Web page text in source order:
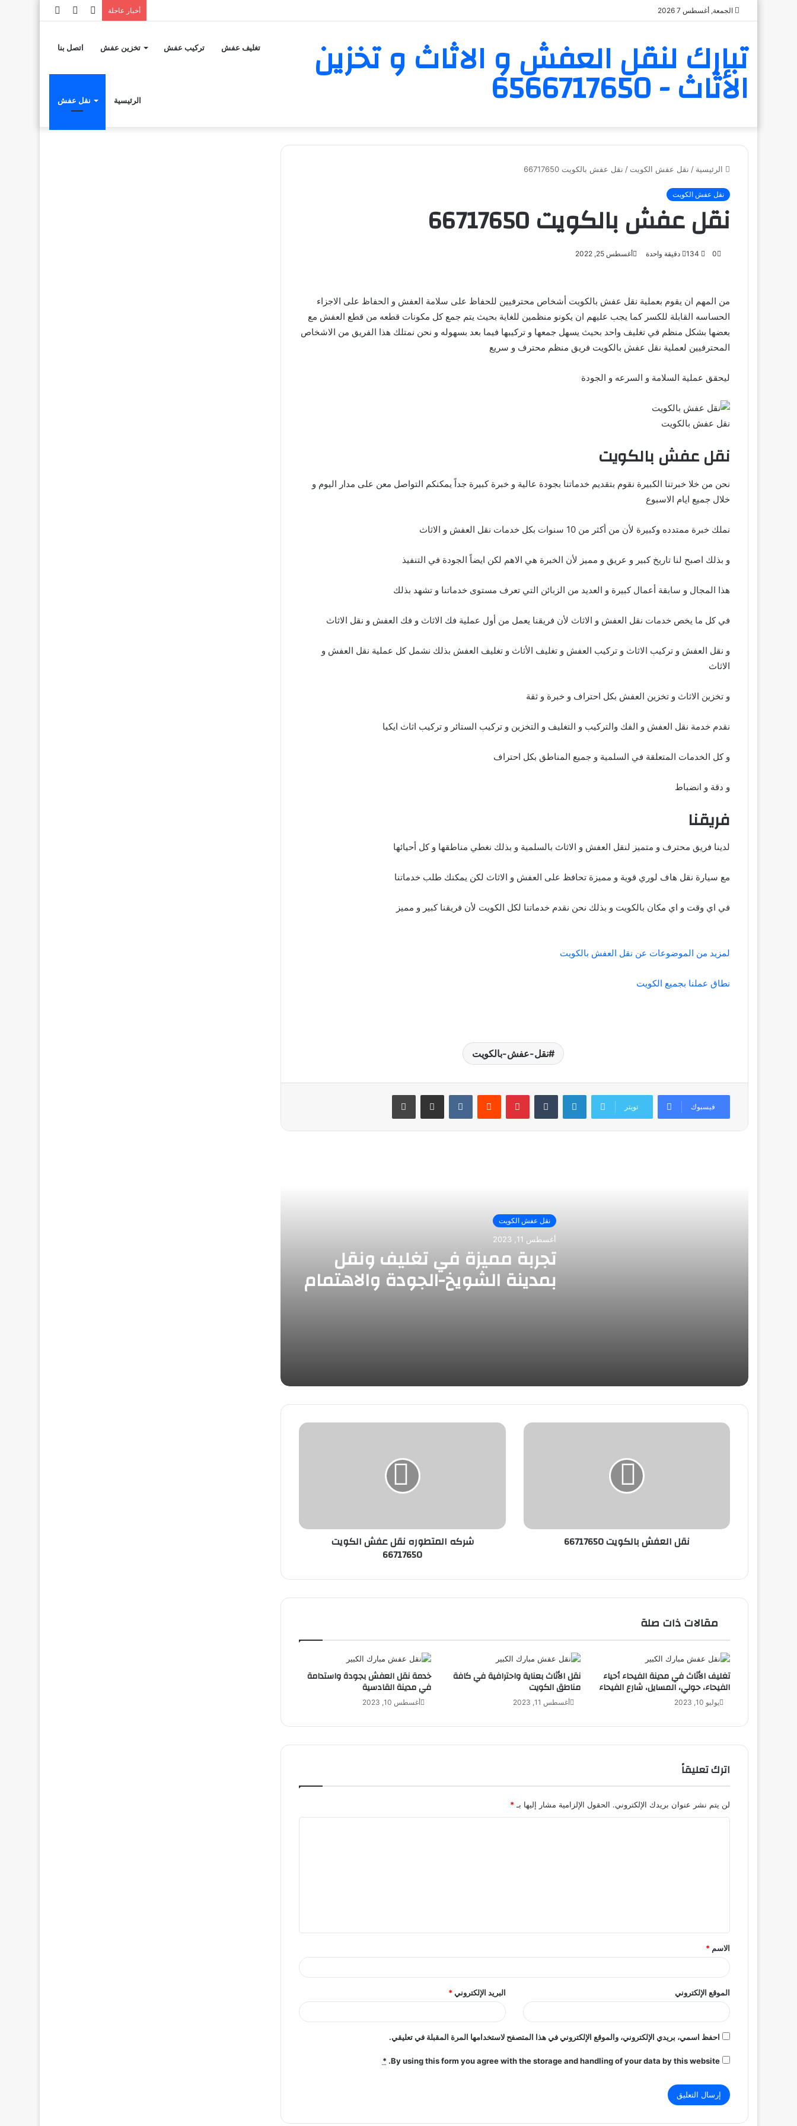
الجمعة, أغسطس 7 2026 أخبار عاجلة
إضافة
جانبي
مقالتسجيل
تبارك لنقل العفش و الاثاث و تخزين
الأثاث - 6566717650
اتصل بنا تخزين عفش تركيب عفش تغليف عفش
نقل عفش الرئيسية
الرئيسية / نقل عفش الكويت / نقل عفش بالكويت 66717650
نقل عفش الكويت
نقل عفش بالكويت 66717650
أغسطس 25, 2022 0 دقيقة واحدة
من المهم ان يقوم بعملية نقل عفش بالكويت أشخاص محترفيين للحفاظ على سلامة العفش و الحفاظ على الاجزاء
الحساسه القابلة للكسر كما يجب عليهم ان يكونو منظمين للغاية بحيث يتم جمع كل مكونات قطعه من قطع العفش مع
بعضها بشكل منظم في تغليف واحد بحيث يسهل جمعها و تركيبها فيما بعد بسهوله و نحن نمتلك هذا الفريق من الاشخاص
المحترفيين لعملية نقل عفش بالكويت فريق منظم محترف و سريع
ليحقق عملية السلامة و السرعه و الجودة
نقل عفش بالكويت
نقل عفش بالكويت
نحن من خلا خبرتنا الكبيرة نقوم بتقديم خدماتنا بجودة عالية و خبرة كبيرة جداً يمكنكم التواصل معن على مدار اليوم و
خلال جميع ايام الاسبوع
نملك خبرة ممتدده وكبيرة لأن من أكثر من 10 سنوات بكل خدمات نقل العفش و الاثاث
و بذلك اصبح لنا تاريخ كبير و عريق و مميز لأن الخبرة هي الاهم لكن ايضاً الجودة في التنفيذ
هذا المجال و سابقة أعمال كبيرة و العديد من الزبائن التي تعرف مستوى خدماتنا و تشهد بذلك
في كل ما يخص خدمات نقل العفش و الاثاث لأن فريقنا يعمل من أول عملية فك الاثاث و فك العفش و نقل الاثاث
و نقل العفش و تركيب الاثاث و تركيب العفش و تغليف الأثاث و تغليف العفش بذلك نشمل كل عملية نقل العفش و
الاثاث
و تخزين الاثاث و تخزين العفش بكل احتراف و خبرة و ثقة
نقدم خدمة نقل العفش و الفك والتركيب و التغليف و التخزين و تركيب الستائر و تركيب اثاث ايكيا
و كل الخدمات المتعلقة في السلمية و جميع المناطق بكل احتراف
و دقة و انضباط
فريقنا
لدينا فريق محترف و متميز لنقل العفش و الاثاث بالسلمية و بذلك نغطي مناطقها و كل أحيائها
مع سيارة نقل هاف لوري قوية و مميزة تحافظ على العفش و الاثاث لكن يمكنك طلب خدماتنا
في اي وقت و اي مكان بالكويت و بذلك نحن نقدم خدماتنا لكل الكويت لأن فريقنا كبير و مميز
لمزيد من الموضوعات عن نقل العفش بالكويت
نطاق عملنا بجميع الكويت
نقل-عفش-بالكويت
فيسبوك تويتر
لينكدإن بينتيريست مشاركة عبر البريد طباعة
نقل عفش الكويت
أغسطس 11, 2023
تجربة مميزة في تغليف ونقل
بمدينة الشويخ-الجودة والاهتمام
في كل تفصيلة
متميزة
والأمان في عملية الانتقال
شركه المتطوره نقل عفش الكويت
66717650
نقل العفش بالكويت 66717650
مقالات ذات صلة
خدمة نقل العفش بجودة واستدامة
في مدينة القادسية
أغسطس 10, 2023
نقل الأثاث بعناية واحترافية في كافة
مناطق الكويت
أغسطس 11, 2023
تغليف الأثاث في مدينة الفيحاء أحياء
الفيحاء، حولي، المسايل، شارع الفيحاء
يوليو 10, 2023
اترك تعليقاً
لن يتم نشر عنوان بريدك الإلكتروني. الحقول الإلزامية مشار إليها بـ*
ق
*
الاسم*
البريد الإلكتروني* الموقع الإلكتروني
احفظ اسمي، بريدي الإلكتروني، والموقع الإلكتروني في هذا المتصفح لاستخدامها المرة المقبلة في تعليقي.
By using this form you agree with the storage and handling of your data by this website.
*